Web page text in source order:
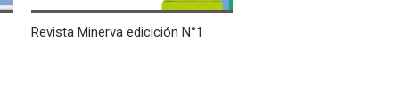
Revista Minerva edicición N°1